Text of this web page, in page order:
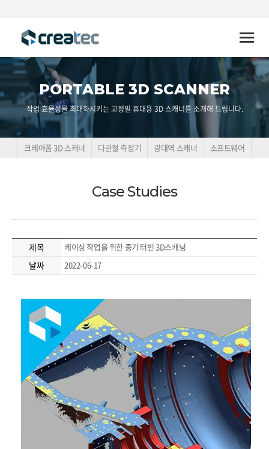
Toggle
PORTABLE 3D SCANNER
작업 효율성을 최대화시키는 고정밀 휴대용 3D 스캐너를 소개해 드립니다.
크레아폼 3D 스캐너 다관절 측정기 광대역 스캐너 소프트웨어
Case Studies
제목 케이싱 작업을 위한 증기 터빈 3D스캐닝
날짜 2022-06-17